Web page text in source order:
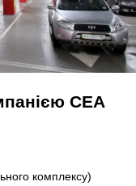
СЕА
комплексу)